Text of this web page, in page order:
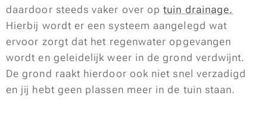
daardoor steeds vaker over optuin drainage.
Hierbij wordt er een systeem aangelegd wat
ervoor zorgt dat het regenwater opgevangen
wordt en geleidelijk weer in de grond verdwijnt.
De grond raakt hierdoor ook niet snel verzadigd
en jij hebt geen plassen meer in de tuin staan.